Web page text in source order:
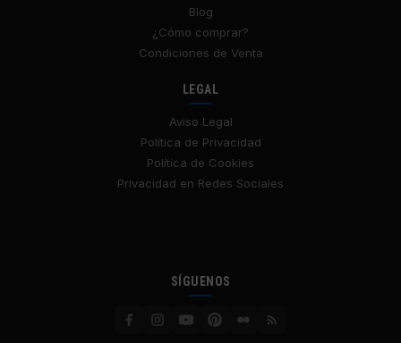
Blog
¿Cómo comprar?
Condiciones de Venta
LEGAL
Aviso Legal
Política de Privacidad
Política de Cookies
Privacidad en Redes Sociales
SÍGUENOS